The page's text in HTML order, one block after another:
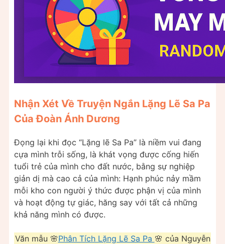
Nhận Xét Về Truyện Ngắn Lặng Lẽ Sa Pa
Của Đoàn Ánh Dương
Đọng lại khi đọc “Lặng lẽ Sa Pa” là niềm vui đang
cựa mình trỗi sống, là khát vọng được cống hiến
tuổi trẻ của mình cho đất nước, bằng sự nghiệp
giản dị mà cao cả của mình: Hạnh phúc nảy mầm
mỗi kho con người ý thức được phận vị của mình
và hoạt động tự giác, hăng say với tất cả những
khả năng mình có được.
Văn mẫu 🌸Phân Tích Lặng Lẽ Sa Pa 🌸 của Nguyễn